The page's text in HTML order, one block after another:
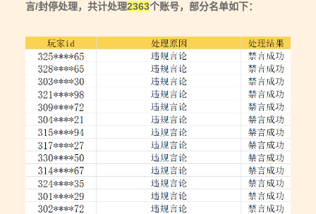
言/封停处理，共计处理2363个账号，部分名单如下：